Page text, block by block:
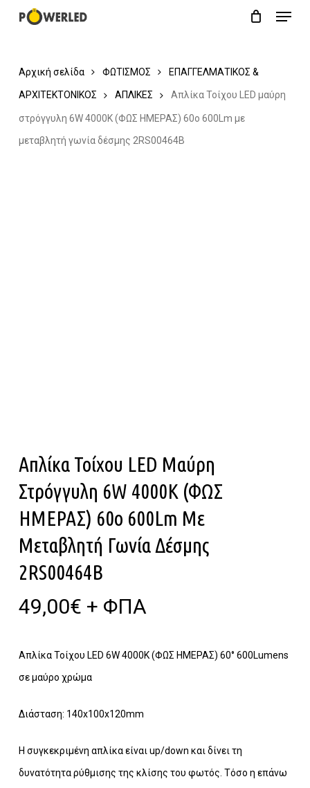
content
Menu
Αρχική σελίδα ΦΩΤΙΣΜΟΣ ΕΠΑΓΓΕΛΜΑΤΙΚΟΣ &
ΑΡΧΙΤΕΚΤΟΝΙΚΟΣ ΑΠΛΙΚΕΣ Απλίκα Τοίχου LED μαύρη
στρόγγυλη 6W 4000K (ΦΩΣ ΗΜΕΡΑΣ) 60ο 600Lm με
μεταβλητή γωνία δέσμης 2RS00464B
Απλίκα Τοίχου LED Μαύρη
Στρόγγυλη 6W 4000K (ΦΩΣ
ΗΜΕΡΑΣ) 60ο 600Lm Με
Μεταβλητή Γωνία Δέσμης
2RS00464B
49,00€ + ΦΠΑ
Απλίκα Τοίχου LED 6W 4000K (ΦΩΣ ΗΜΕΡΑΣ) 60° 600Lumens
σε μαύρο χρώμα
Διάσταση: 140x100x120mm
Η συγκεκριμένη απλίκα είναι up/down και δίνει τη
δυνατότητα ρύθμισης της κλίσης του φωτός. Τόσο η επάνω